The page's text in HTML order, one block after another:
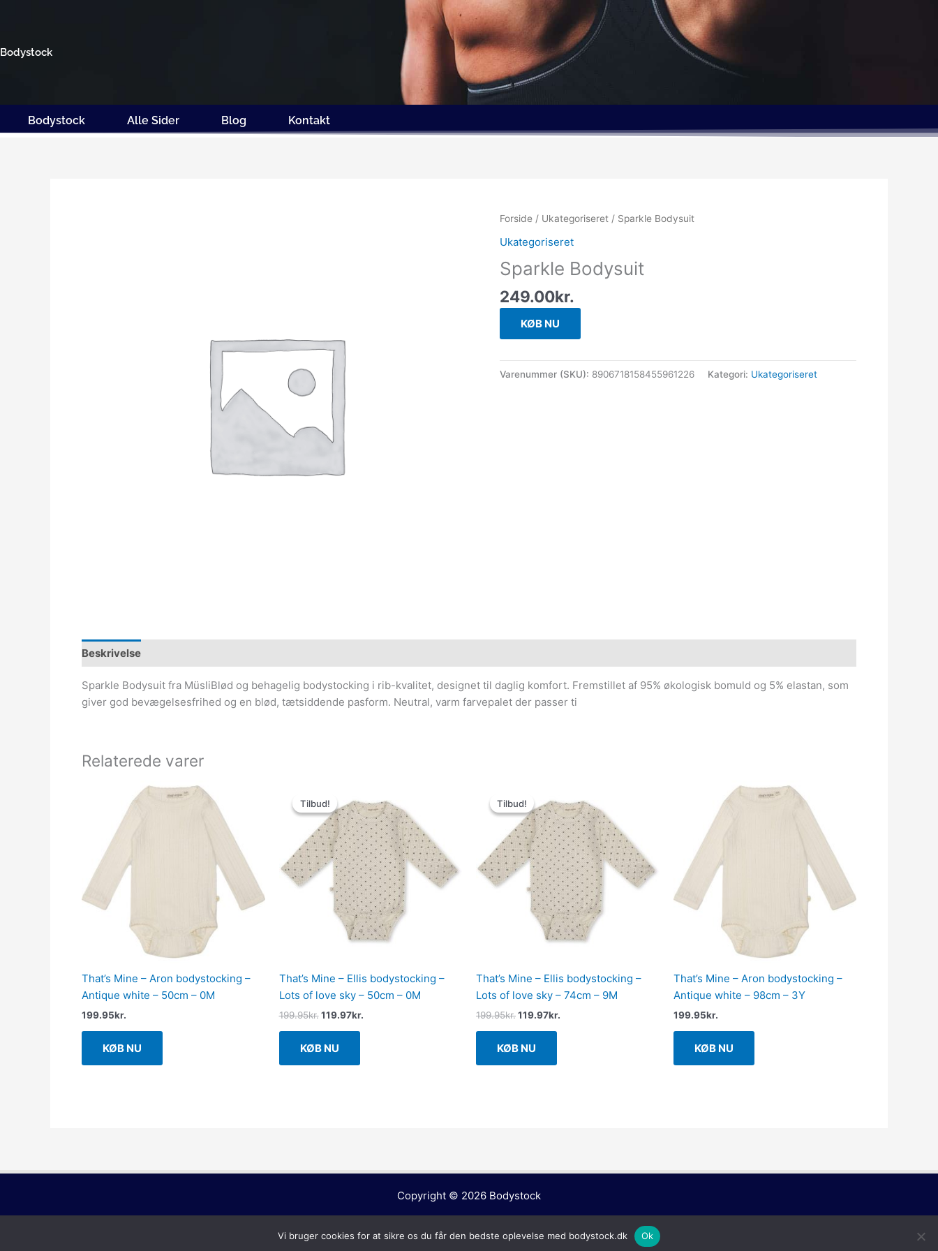
Bodystock
Bodystock Alle Sider Blog Kontakt
Forside / Ukategoriseret / Sparkle Bodysuit
Ukategoriseret
Sparkle Bodysuit
249.00kr.
KØB NU
Varenummer (SKU): 8906718158455961226 Kategori: Ukategoriseret
Beskrivelse
Sparkle Bodysuit fra MüsliBlød og behagelig bodystocking i rib-kvalitet, designet til daglig komfort. Fremstillet af 95% økologisk bomuld og 5% elastan, som
giver god bevægelsesfrihed og en blød, tætsiddende pasform. Neutral, varm farvepalet der passer ti
Relaterede varer
That’s Mine – Aron bodystocking –
Antique white – 50cm – 0M
199.95kr.
KØB NU
Tilbud!
Tilbud!
That’s Mine – Ellis bodystocking –
Lots of love sky – 50cm – 0M
199.95kr.
pris
var:
199.95kr..
119.97kr.
pris
er:
119.97kr..
KØB NU
Tilbud!
Tilbud!
That’s Mine – Ellis bodystocking –
Lots of love sky – 74cm – 9M
199.95kr.
pris
var:
199.95kr..
119.97kr.
pris
er:
119.97kr..
KØB NU
That’s Mine – Aron bodystocking –
Antique white – 98cm – 3Y
199.95kr.
KØB NU
Copyright © 2026 Bodystock
Vi bruger cookies for at sikre os du får den bedste oplevelse med bodystock.dk Ok